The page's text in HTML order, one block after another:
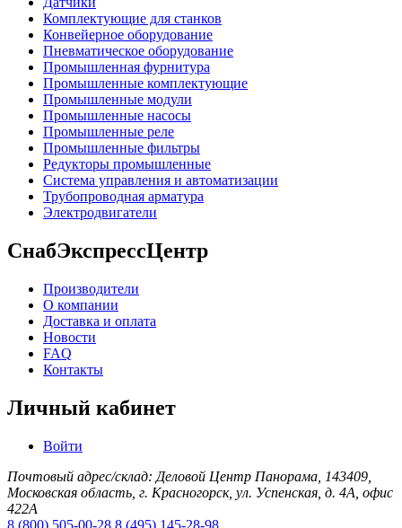
Комплектующие для станков
Конвейерное оборудование
Пневматическое оборудование
Промышленная фурнитура
Промышленные комплектующие
Промышленные модули
Промышленные насосы
Промышленные реле
Промышленные фильтры
Редукторы промышленные
Система управления и автоматизации
Трубопроводная арматура
Электродвигатели
СнабЭкспрессЦентр
Производители
О компании
Доставка и оплата
Новости
FAQ
Контакты
Личный кабинет
Войти
Почтовый адрес/склад: Деловой Центр Панорама, 143409,
Московская область, г. Красногорск, ул. Успенская, д. 4А, офис
422А
8 (800) 505-00-28 8 (495) 145-28-98